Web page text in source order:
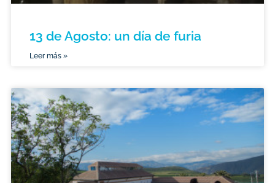
13 de Agosto: un día de furia
Leer más »